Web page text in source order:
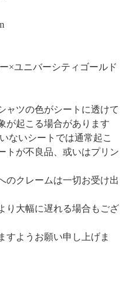
×ユニバーシティゴールド
ャツの色がシートに透けて
が起こる場合があります
ないシートでは通常起こ
トが不良品、或いはプリン
のクレームは一切お受け出
り大幅に遅れる場合もござ
すようお願い申し上げま